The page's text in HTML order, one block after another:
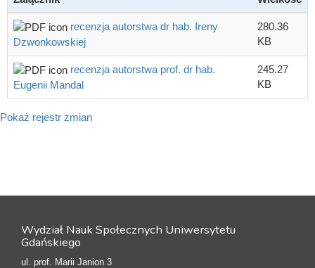
recenzja autorstwa dr hab. Ireny
Dzwonkowskiej
280.36
KB
recenzja autorstwa prof. dr hab.
Eugenii Mandal
245.27
KB
Pokaż rejestr zmian
Wydział Nauk Społecznych Uniwersytetu
Gdańskiego
ul. prof. Marii Janion 3